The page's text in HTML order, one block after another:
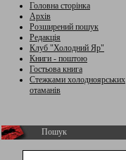
Головна сторінка
Архів
Розширений пошук
Редакція
Клуб "Холодний Яр"
Книги - поштою
Гостьова книга
Стежками холодноярських
отаманів
Пошук